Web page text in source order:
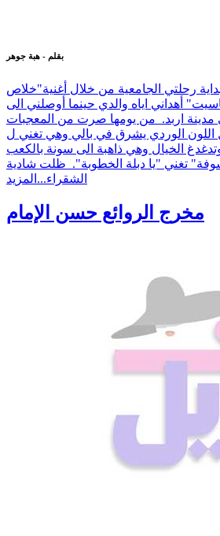
بقلم - هبة جوهر
رحلتي الجامعية من خلال أغنية"خلاص
أهداني اياه والدي حينما أوصلني الى
اربد. من يومها صرت من المعجبات
الوردي يشرق في بالي وهي تغني ل
الخيال وهي ذاهبة الى سونة بالكعب
تغني "يا دبلة الخطوبة". ظلت شادية
الشقراء... المزيد
مخرج الروائع حسن الإمام